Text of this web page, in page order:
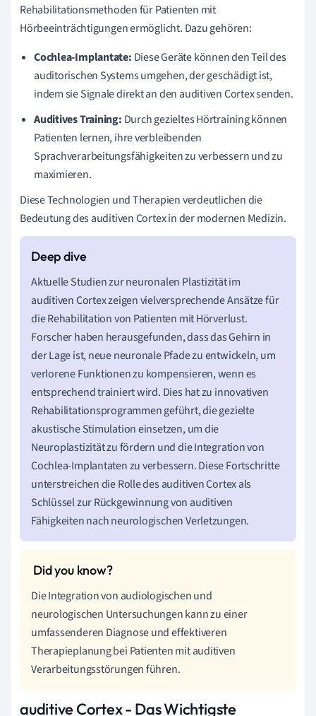
Rehabilitationsmethoden für Patienten mit
Hörbeeinträchtigungen ermöglicht. Dazu gehören:
Cochlea-Implantate: Diese Geräte können den Teil des
auditorischen Systems umgehen, der geschädigt ist,
indem sie Signale direkt an den auditiven Cortex senden.
Auditives Training: Durch gezieltes Hörtraining können
Patienten lernen, ihre verbleibenden
Sprachverarbeitungsfähigkeiten zu verbessern und zu
maximieren.
Diese Technologien und Therapien verdeutlichen die
Bedeutung des auditiven Cortex in der modernen Medizin.
Aktuelle Studien zur neuronalen Plastizität im
auditiven Cortex zeigen vielversprechende Ansätze für
die Rehabilitation von Patienten mit Hörverlust.
Forscher haben herausgefunden, dass das Gehirn in
der Lage ist, neue neuronale Pfade zu entwickeln, um
verlorene Funktionen zu kompensieren, wenn es
entsprechend trainiert wird. Dies hat zu innovativen
Rehabilitationsprogrammen geführt, die gezielte
akustische Stimulation einsetzen, um die
Neuroplastizität zu fördern und die Integration von
Cochlea-Implantaten zu verbessern. Diese Fortschritte
unterstreichen die Rolle des auditiven Cortex als
Schlüssel zur Rückgewinnung von auditiven
Fähigkeiten nach neurologischen Verletzungen.
Die Integration von audiologischen und
neurologischen Untersuchungen kann zu einer
umfassenderen Diagnose und effektiveren
Therapieplanung bei Patienten mit auditiven
Verarbeitungsstörungen führen.
auditive Cortex - Das Wichtigste